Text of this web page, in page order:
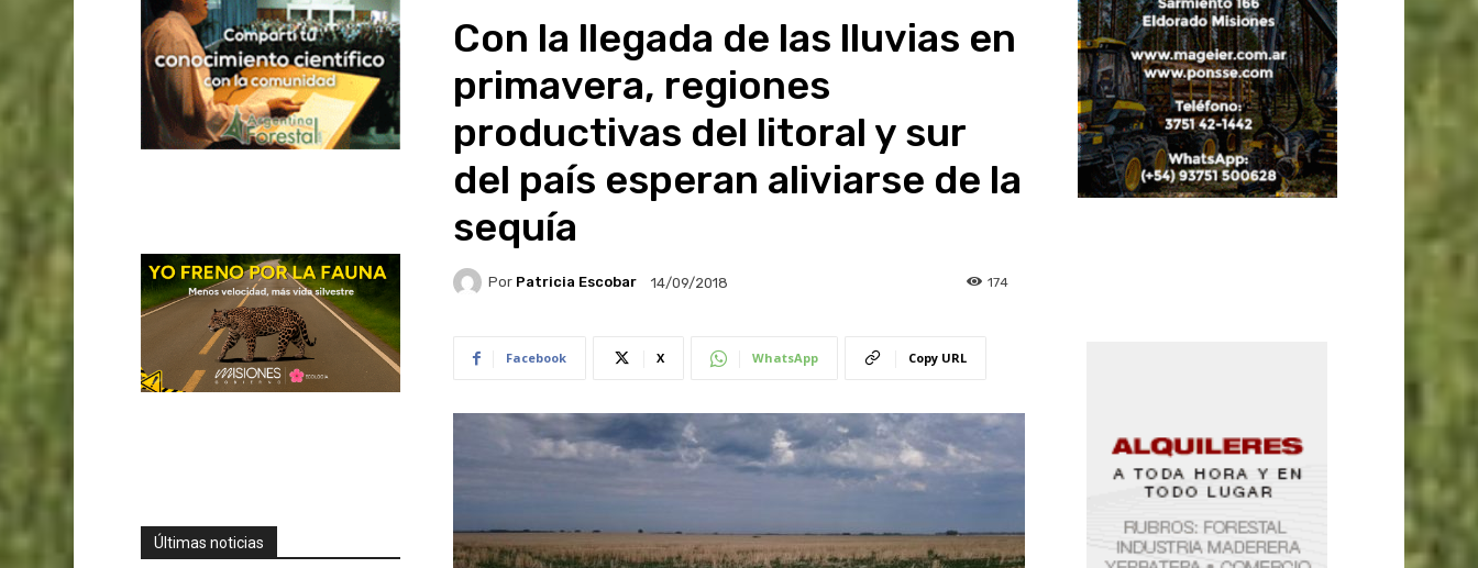
Últimas noticias
Con la llegada de las lluvias en
primavera, regiones
productivas del litoral y sur
del país esperan aliviarse de la
sequía
Por Patricia Escobar 14/09/2018 174
Facebook X WhatsApp Copy URL